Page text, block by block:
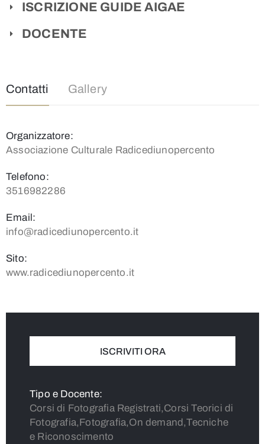
ISCRIZIONE GUIDE AIGAE
DOCENTE
Contatti Gallery
Organizzatore:
Associazione Culturale Radicediunopercento
Telefono:
3516982286
Email:
info@radicediunopercento.it
Sito:
www.radicediunopercento.it
ISCRIVITI ORA
Tipo e Docente:
Corsi di Fotografia Registrati,Corsi Teorici di
Fotografia,Fotografia,On demand,Tecniche
e Riconoscimento